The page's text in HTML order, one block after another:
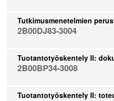
Tutkimusmenetelmien
2B00DJ83-3004
Tuotantotyöskentely II:
2B00BP34-3008
Tuotantotyöskentely II: